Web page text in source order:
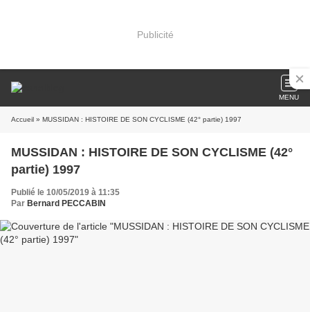
Publicité
MENU
Accueil » MUSSIDAN : HISTOIRE DE SON CYCLISME (42° partie) 1997
MUSSIDAN : HISTOIRE DE SON CYCLISME (42°
partie) 1997
Publié le 10/05/2019 à 11:35
Par Bernard PECCABIN